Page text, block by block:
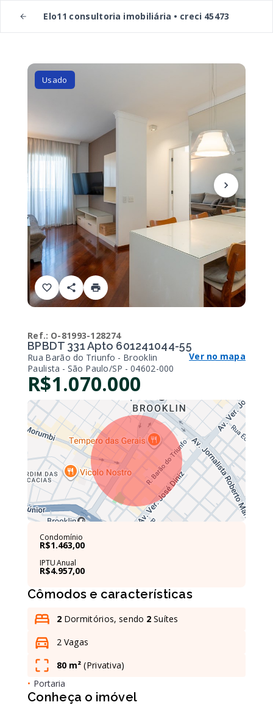
Elo11 consultoria imobiliária • creci 45473
Usado
Ref.: O-81993-128274
BPBDT 331 Apto 601241044-55
Rua Barão do Triunfo - Brooklin
Paulista - São Paulo/SP - 04602-000
Ver no mapa
R$1.070.000
Condomínio
R$1.463,00
IPTU Anual
R$4.957,00
Cômodos e características
2 Dormitórios, sendo 2 Suítes
2 Vagas
80 m² (Privativa)
• Portaria
Conheça o imóvel